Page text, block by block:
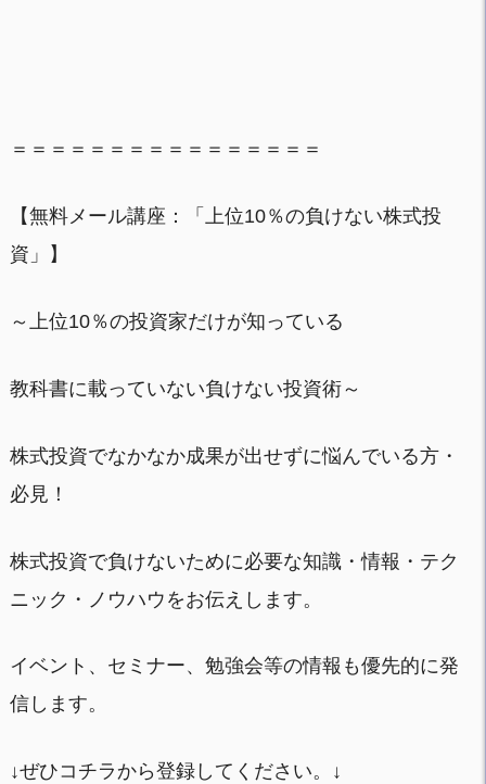
＝＝＝＝＝＝＝＝＝＝＝＝＝＝＝＝
【無料メール講座：「上位10％の負けない株式投
資」】
～上位10％の投資家だけが知っている
教科書に載っていない負けない投資術～
株式投資でなかなか成果が出せずに悩んでいる方・
必見！
株式投資で負けないために必要な知識・情報・テク
ニック・ノウハウをお伝えします。
イベント、セミナー、勉強会等の情報も優先的に発
信します。
↓ぜひコチラから登録してください。↓